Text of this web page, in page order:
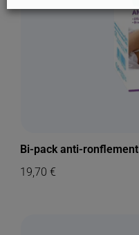
Bi-pack anti-ronflement
19,70€